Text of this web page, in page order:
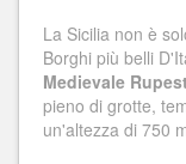
La Sicilia non è
Borghi più belli
Medievale
pieno di grotte,
un'altezza di 750